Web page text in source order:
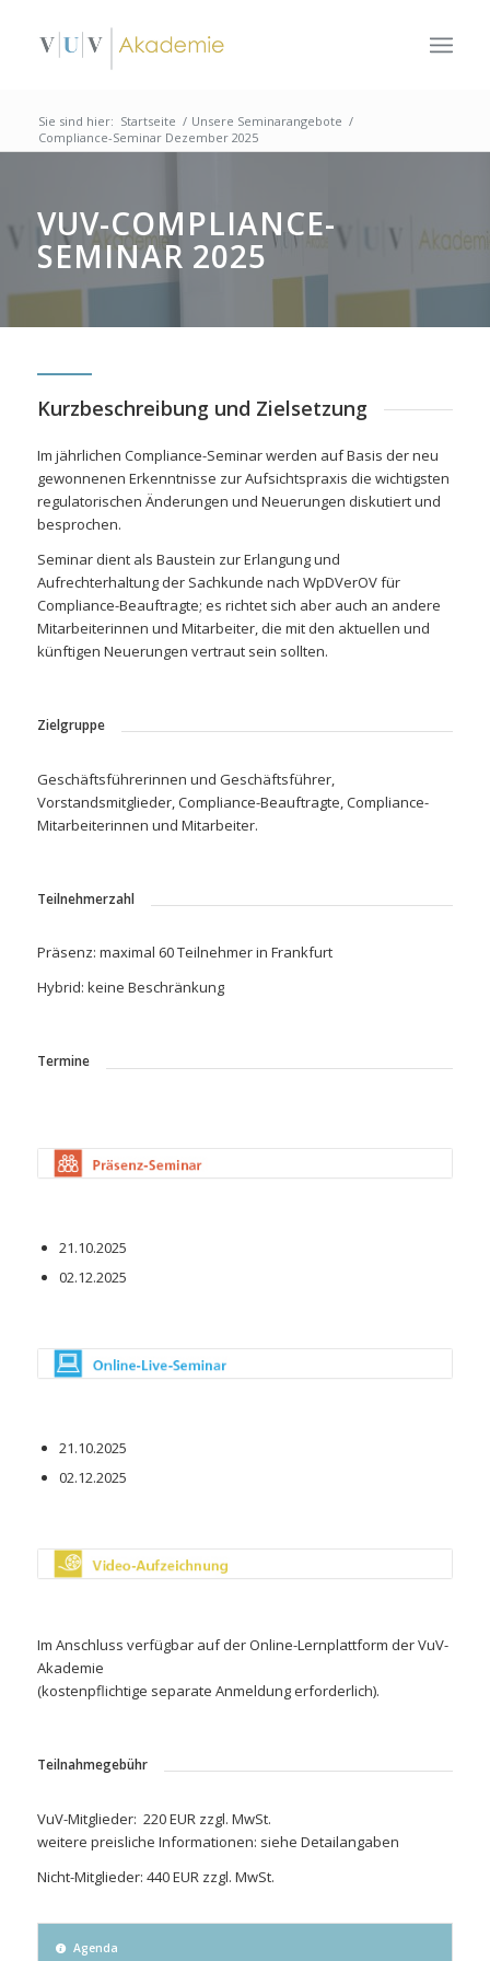
Sie sind hier: Startseite / Unsere Seminarangebote /
Compliance-Seminar Dezember 2025
VUV-COMPLIANCE-
SEMINAR 2025
Kurzbeschreibung und Zielsetzung
Im jährlichen Compliance-Seminar werden auf Basis der neu
gewonnenen Erkenntnisse zur Aufsichtspraxis die wichtigsten
regulatorischen Änderungen und Neuerungen diskutiert und
besprochen.
Seminar dient als Baustein zur Erlangung und
Aufrechterhaltung der Sachkunde nach WpDVerOV für
Compliance-Beauftragte; es richtet sich aber auch an andere
Mitarbeiterinnen und Mitarbeiter, die mit den aktuellen und
künftigen Neuerungen vertraut sein sollten.
Zielgruppe
Geschäftsführerinnen und Geschäftsführer,
Vorstandsmitglieder, Compliance-Beauftragte, Compliance-
Mitarbeiterinnen und Mitarbeiter.
Teilnehmerzahl
Präsenz: maximal 60 Teilnehmer in Frankfurt
Hybrid: keine Beschränkung
Termine
21.10.2025
02.12.2025
21.10.2025
02.12.2025
Im Anschluss verfügbar auf der Online-Lernplattform der VuV-
Akademie
(kostenpflichtige separate Anmeldung erforderlich).
Teilnahmegebühr
VuV-Mitglieder: 220 EUR zzgl. MwSt.
weitere preisliche Informationen: siehe Detailangaben
Nicht-Mitglieder: 440 EUR zzgl. MwSt.
Agenda